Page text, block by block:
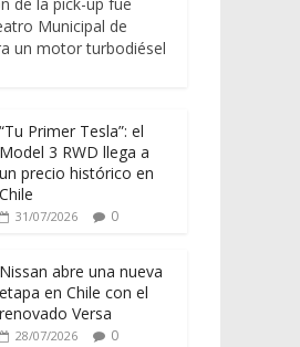
Municipal de
un motor turbodiésel
“Tu Primer Tesla”: el
Model 3 RWD llega a
un precio histórico en
Chile
31/07/2026 0
Nissan abre una nueva
etapa en Chile con el
renovado Versa
28/07/2026 0